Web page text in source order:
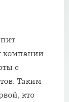
компании
с
Таким
кто